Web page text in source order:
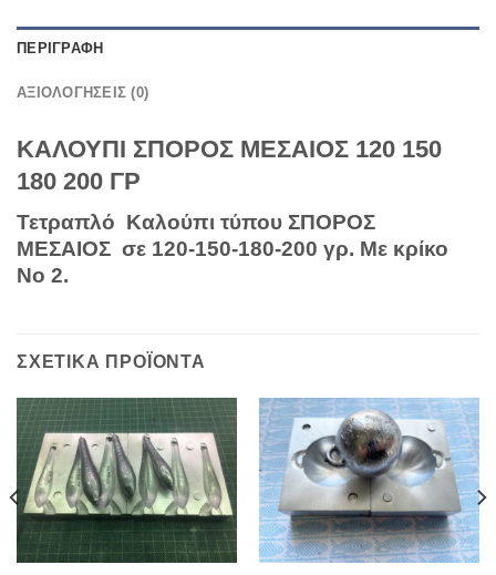
ΠΕΡΙΓΡΑΦΉ
ΑΞΙΟΛΟΓΉΣΕΙΣ (0)
ΚΑΛΟΥΠΙ ΣΠΟΡΟΣ ΜΕΣΑΙΟΣ 120 150
180 200 ΓΡ
Τετραπλό Καλούπι τύπου ΣΠΟΡΟΣ
ΜΕΣΑΙΟΣ σε 120-150-180-200 γρ. Με κρίκο
Νο 2.
ΣΧΕΤΙΚΆ ΠΡΟΪΌΝΤΑ